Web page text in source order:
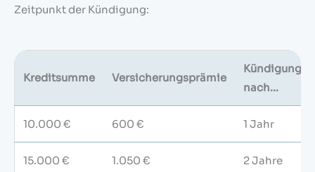
Zeitpunkt der Kündigung:
Kreditsumme Versicherungsprämie
Kündigung
nach...
10.000 € 600 € 1 Jahr
15.000 € 1.050 € 2 Jahre